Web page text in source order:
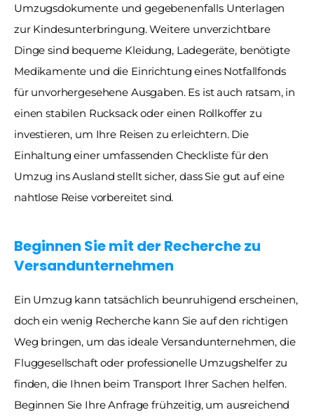
Umzugsdokumente und gegebenenfalls Unterlagen
zur Kindesunterbringung. Weitere unverzichtbare
Dinge sind bequeme Kleidung, Ladegeräte, benötigte
Medikamente und die Einrichtung eines Notfallfonds
für unvorhergesehene Ausgaben. Es ist auch ratsam, in
einen stabilen Rucksack oder einen Rollkoffer zu
investieren, um Ihre Reisen zu erleichtern. Die
Einhaltung einer umfassenden Checkliste für den
Umzug ins Ausland stellt sicher, dass Sie gut auf eine
nahtlose Reise vorbereitet sind.
Beginnen Sie mit der Recherche zu
Versandunternehmen
Ein Umzug kann tatsächlich beunruhigend erscheinen,
doch ein wenig Recherche kann Sie auf den richtigen
Weg bringen, um das ideale Versandunternehmen, die
Fluggesellschaft oder professionelle Umzugshelfer zu
finden, die Ihnen beim Transport Ihrer Sachen helfen.
Beginnen Sie Ihre Anfrage frühzeitig, um ausreichend